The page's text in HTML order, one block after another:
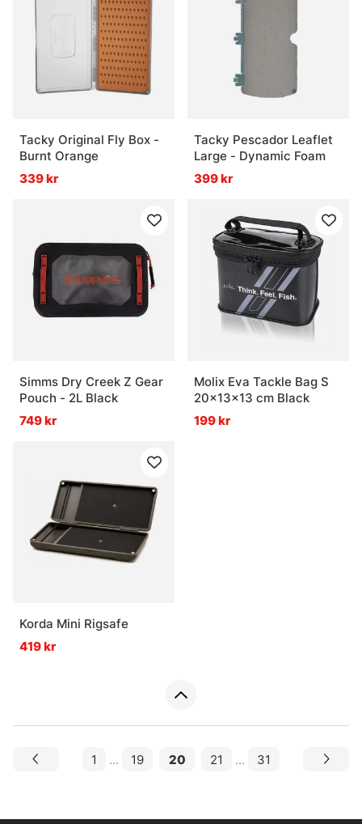
Tacky Original Fly Box -
Burnt Orange
339 kr
Tacky Pescador Leaflet
Large - Dynamic Foam
399 kr
Simms Dry Creek Z Gear
Pouch - 2L Black
749 kr
Molix Eva Tackle Bag S
20x13x13 cm Black
199 kr
Korda Mini Rigsafe
419 kr
1 ... 19 20 21 ... 31